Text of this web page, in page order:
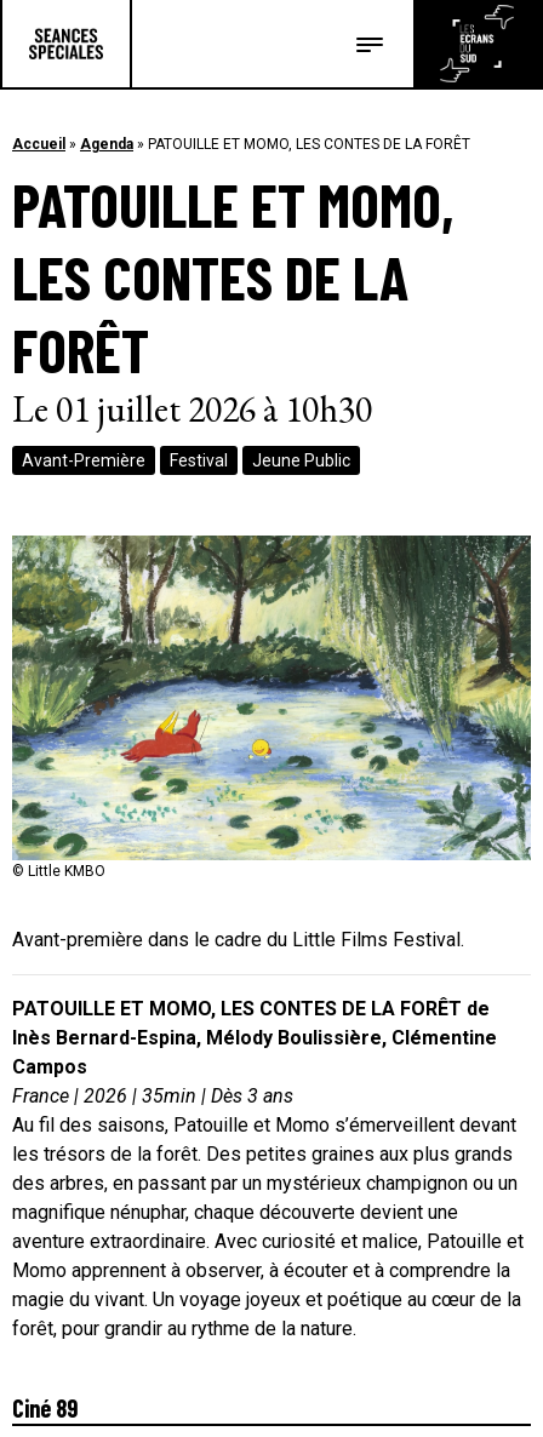
Les articles
Accueil » Agenda » PATOUILLE ET MOMO, LES CONTES DE LA FORÊT
PATOUILLE ET MOMO,
LES CONTES DE LA
FORÊT
Le 01 juillet 2026 à 10h30
Avant-Première Festival Jeune Public
© Little KMBO
Avant-première dans le cadre du Little Films Festival.
PATOUILLE ET MOMO, LES CONTES DE LA FORÊT de
Inès Bernard-Espina, Mélody Boulissière, Clémentine
Campos
France | 2026 | 35min | Dès 3 ans
Au fil des saisons, Patouille et Momo s’émerveillent devant
les trésors de la forêt. Des petites graines aux plus grands
des arbres, en passant par un mystérieux champignon ou un
magnifique nénuphar, chaque découverte devient une
aventure extraordinaire. Avec curiosité et malice, Patouille et
Momo apprennent à observer, à écouter et à comprendre la
magie du vivant. Un voyage joyeux et poétique au cœur de la
forêt, pour grandir au rythme de la nature.
Ciné 89